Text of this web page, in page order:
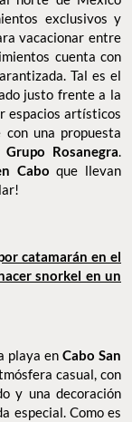
exclusivos y
vacacionar entre
cuenta con
Tal es el
justo frente a la
espacios artísticos
una propuesta
Grupo Rosanegra.
Cabo que llevan
catamarán en el
snorkel en un
playa enCabo San
casual, con
y una decoración
especial. Como es